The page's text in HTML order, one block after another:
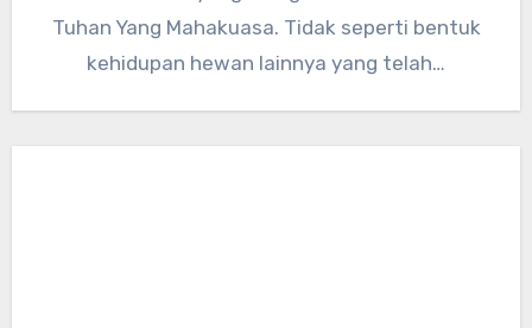
Tuhan Yang Mahakuasa. Tidak seperti bentuk
kehidupan hewan lainnya yang telah…